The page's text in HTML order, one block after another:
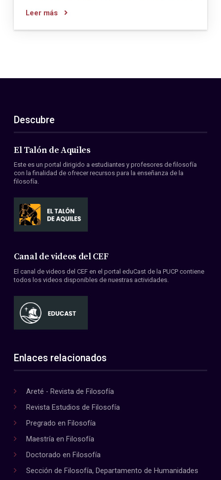
Leer más
Descubre
El Talón de Aquiles
Este es un portal dirigido a estudiantes y profesores de filosofía
con la finalidad de ofrecer recursos para la enseñanza de la
filosofía.
Canal de videos del CEF
El canal de videos del CEF en el portal eduCast de la PUCP contiene
todos los videos disponibles de nuestras actividades.
Enlaces relacionados
Areté - Revista de Filosofía
Revista Estudios de Filosofía
Pregrado en Filosofía
Maestría en Filosofía
Doctorado en Filosofía
Sección de Filosofía, Departamento de Humanidades